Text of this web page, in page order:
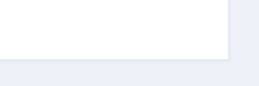
天骥
系